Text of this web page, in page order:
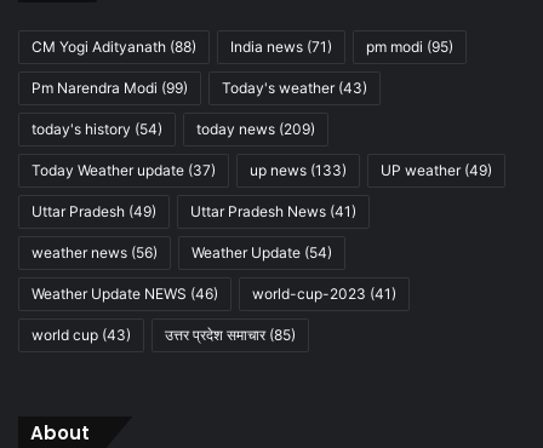
CM Yogi Adityanath (88) India news (71) pm modi (95)
Pm Narendra Modi (99) Today's weather(43)
today's history (54) today news (209)
Today Weather update (37) up news (133) UP weather(49)
Uttar Pradesh (49) Uttar Pradesh News (41)
weather news (56) Weather Update (54)
Weather Update NEWS (46) world-cup-2023 (41)
world cup (43) उत्तर प्रदेश समाचार(85)
About